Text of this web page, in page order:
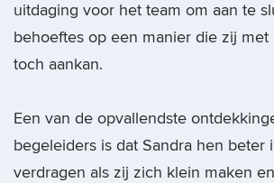
uitdaging voor het team om aan te
behoeftes op een manier die zij met
toch aankan.
Een van de opvallendste
begeleiders is dat Sandra hen beter
verdragen als zij zich klein maken